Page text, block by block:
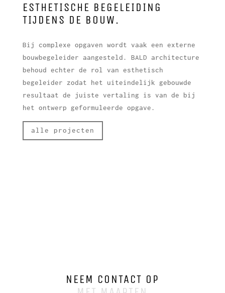
ESTHETISCHE BEGELEIDING
TIJDENS DE BOUW.
Bij complexe opgaven wordt vaak een externe
bouwbegeleider aangesteld. BALD architecture
behoud echter de rol van esthetisch
begeleider zodat het uiteindelijk gebouwde
resultaat de juiste vertaling is van de bij
het ontwerp geformuleerde opgave.
alle projecten
NEEM CONTACT OP